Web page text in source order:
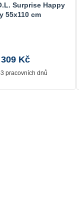
Surprise Happy
55x110 cm
309 Kč
pracovních dnů